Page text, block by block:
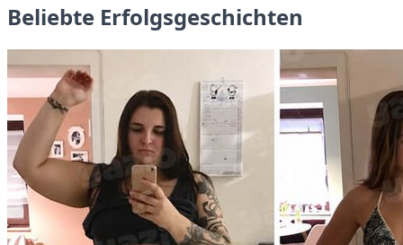
Beliebte Erfolgsgeschichten